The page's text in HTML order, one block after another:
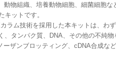
物組織、培養動物細胞、細菌細胞な
ットです。
ラム技術を採用した本キットは、わ
タンパク質、DNA、その他の不純物
ザンブロッティング、cDNA合成な